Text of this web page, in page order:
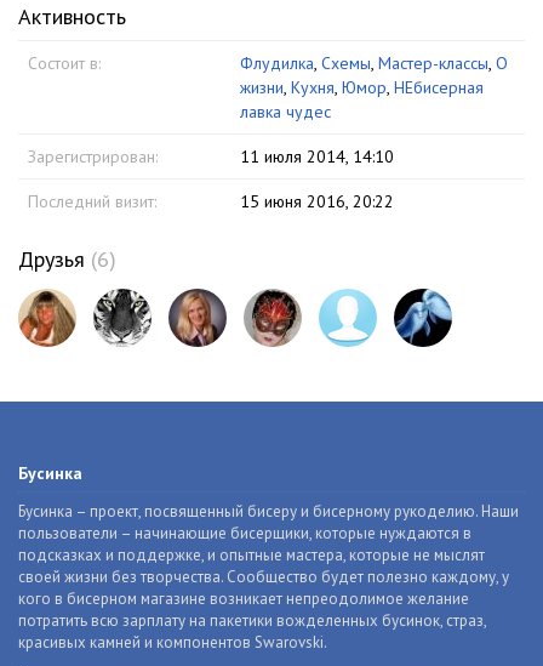
Активность
Состоит в: Флудилка Схемы Мастер-классы О
жизни Кухня Юмор НЕбисерная
лавка чудес
Зарегистрирован: 11 июля 2014, 14:10
Последний визит: 15 июня 2016, 20:22
Друзья (6)
Бусинка
Бусинка – проект, посвященный бисеру и бисерному рукоделию. Наши
пользователи – начинающие бисерщики, которые нуждаются в
подсказках и поддержке, и опытные мастера, которые не мыслят
своей жизни без творчества. Сообщество будет полезно каждому, у
кого в бисерном магазине возникает непреодолимое желание
потратить всю зарплату на пакетики вожделенных бусинок, страз,
красивых камней и компонентов Swarovski.